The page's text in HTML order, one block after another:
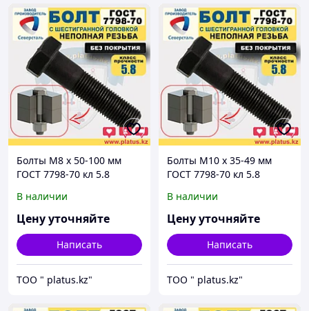
Болты М8 х 50-100 мм
ГОСТ 7798-70 кл 5.8
покрытия)
В наличии
Цену уточняйте
Написать
ТОО " platus.kz"
Болты М10 х 35-49 мм
ГОСТ 7798-70 кл 5.8
покрытия)
В наличии
Цену уточняйте
Написать
ТОО " platus.kz"